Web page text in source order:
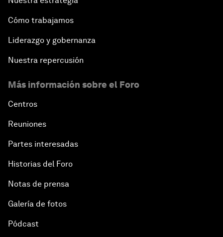
Cómo trabajamos
Liderazgo y gobernanza
Nuestra repercusión
Más información sobre el Foro
Centros
Reuniones
Partes interesadas
Historias del Foro
Notas de prensa
Galería de fotos
Pódcast